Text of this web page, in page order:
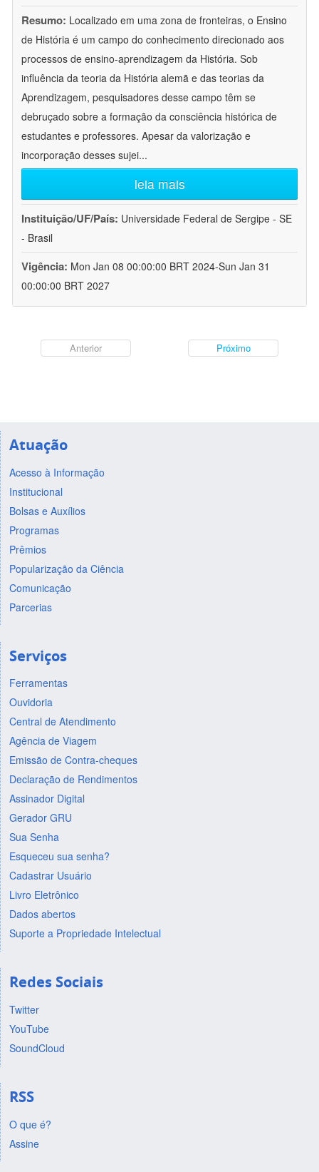
Resumo: Localizado em uma zona de fronteiras, o Ensino
de História é um campo do conhecimento direcionado aos
processos de ensino-aprendizagem da História. Sob
influência da teoria da História alemã e das teorias da
Aprendizagem, pesquisadores desse campo têm se
debruçado sobre a formação da consciência histórica de
estudantes e professores. Apesar da valorização e
incorporação desses sujei...
leia mais
Instituição/UF/País: Universidade Federal de Sergipe - SE
- Brasil
Vigência: Mon Jan 08 00:00:00 BRT 2024-Sun Jan 31
00:00:00 BRT 2027
Anterior Próximo
Atuação
Acesso à Informação
Institucional
Bolsas e Auxílios
Programas
Prêmios
Popularização da Ciência
Comunicação
Parcerias
Serviços
Ferramentas
Ouvidoria
Central de Atendimento
Agência de Viagem
Emissão de Contra-cheques
Declaração de Rendimentos
Assinador Digital
Gerador GRU
Sua Senha
Esqueceu sua senha?
Cadastrar Usuário
Livro Eletrônico
Dados abertos
Suporte a Propriedade Intelectual
Redes Sociais
Twitter
YouTube
SoundCloud
RSS
O que é?
Assine